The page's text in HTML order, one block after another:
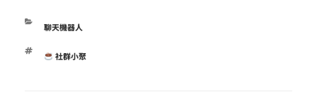
分
聊天機器人
標 社群小聚